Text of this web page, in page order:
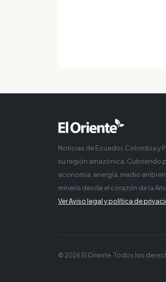
Noticias de Ecuador, Colombia y
su región amazónica. Cubriendo
economía, energía, medio
minería desde el corazón de la
Ver Aviso legal y política de
© 2026 El Oriente. Todos los